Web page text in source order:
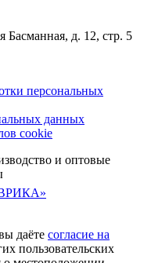
Басманная, д. 12, стр. 5
персональных
данных
cookie
и оптовые
даёте согласие на
пользовательских